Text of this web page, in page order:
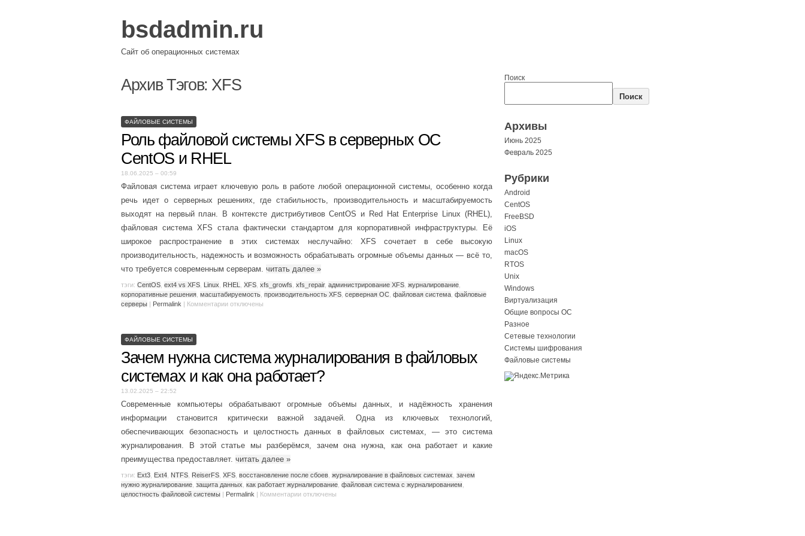
bsdadmin.ru
Сайт об операционных системах
Архив Тэгов: XFS
ФАЙЛОВЫЕ СИСТЕМЫ
Роль файловой системы XFS в серверных ОС
CentOS и RHEL
18.06.2025 – 00:59
Файловая система играет ключевую роль в работе любой операционной системы, особенно когда
речь идет о серверных решениях, где стабильность, производительность и масштабируемость
выходят на первый план. В контексте дистрибутивов CentOS и Red Hat Enterprise Linux (RHEL),
файловая система XFS стала фактически стандартом для корпоративной инфраструктуры. Её
широкое распространение в этих системах неслучайно: XFS сочетает в себе высокую
производительность, надежность и возможность обрабатывать огромные объемы данных — всё то,
что требуется современным серверам. читать далее »
тэги: CentOS ext4 vs XFS Linux RHEL XFS xfs_growfs xfs_repair, администрирование XFS журналирование
корпоративные решения масштабируемость производительность XFS серверная ОС файловая система файловые
серверы | Permalink | Комментарии отключены
ФАЙЛОВЫЕ СИСТЕМЫ
Зачем нужна система журналирования в файловых
системах и как она работает?
13.02.2025 – 22:52
Современные компьютеры обрабатывают огромные объемы данных, и надёжность хранения
информации становится критически важной задачей. Одна из ключевых технологий,
обеспечивающих безопасность и целостность данных в файловых системах, — это система
журналирования. В этой статье мы разберёмся, зачем она нужна, как она работает и какие
преимущества предоставляет. читать далее »
тэги: Ext3 Ext4 NTFS ReiserFS XFS восстановление после сбоев журналирование в файловых системах зачем
нужно журналирование защита данных как работает журналирование файловая система с журналированием
целостность файловой системы | Permalink | Комментарии отключены
Поиск
Поиск
Архивы
Июнь 2025
Февраль 2025
Рубрики
Android
CentOS
FreeBSD
iOS
Linux
macOS
RTOS
Unix
Windows
Виртуализация
Общие вопросы ОС
Разное
Сетевые технологии
Системы шифрования
Файловые системы